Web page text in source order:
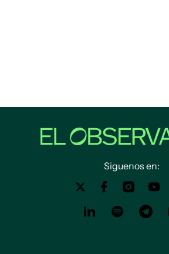
Siguenos en: